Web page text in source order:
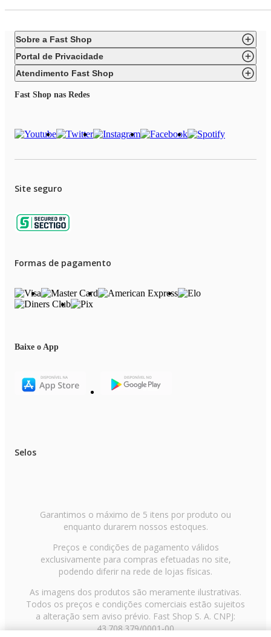
Sobre a Fast Shop
Portal de Privacidade
Atendimento Fast Shop
Fast Shop nas Redes
Site seguro
Formas de pagamento
Baixe o App
Selos
Garantimos o máximo de 5 itens por produto ou
enquanto durarem nossos estoques.
Preços e condições de pagamento válidos
exclusivamente para compras efetuadas no site,
podendo diferir na rede de lojas físicas.
As imagens dos produtos são meramente ilustrativas.
Todos os preços e condições comerciais estão sujeitos
a alteração sem aviso prévio. Fast Shop S. A. CNPJ:
43.708.379/0001-00